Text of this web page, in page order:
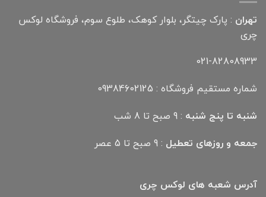
تهران : پارک چیتگر، بلوار کوهک، طلوع سوم، فروشگاه لوکس
چری
021-82808933
شماره مستقیم فروشگاه : 09384602125
شنبه تا پنج شنبه : 9 صبح تا 8 شب
جمعه و روزهای تعطیل : 9 صبح تا 5 عصر
آدرس شعبه های لوکس چری